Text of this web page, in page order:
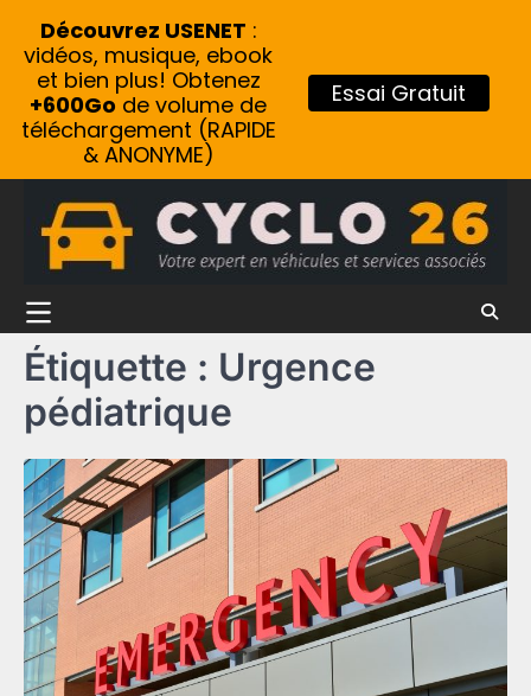
content
Étiquette : Urgence
pédiatrique
Découvrez USENET :
vidéos, musique, ebook
et bien plus! Obtenez
+600Go de volume de
téléchargement (RAPIDE
& ANONYME)
Essai Gratuit